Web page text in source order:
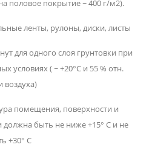
половое покрытие ~ 400 г/м2).
ленты, рулоны, диски, листы
для одного слоя грунтовки при
условиях ( ~ +20°C и 55 % отн.
воздуха)
помещения, поверхности и
должна быть не ниже +15° С и не
+30° C